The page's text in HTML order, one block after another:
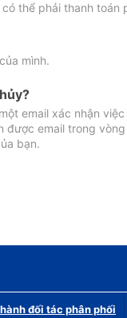
thể phải thanh toán
mình.
email xác nhận
email trong
bạn.
đối tác phân phối